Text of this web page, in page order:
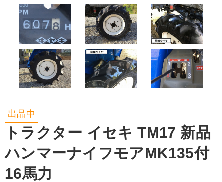
出品中
トラクター イセキ TM17 新品
ハンマーナイフモアMK135付
16馬力